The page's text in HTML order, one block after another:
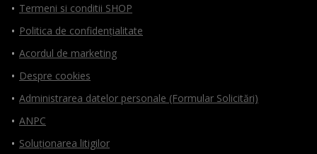
Termeni si conditii SHOP
Politica de confidențialitate
Acordul de marketing
Despre cookies
Administrarea datelor personale (Formular Solicitări)
ANPC
Soluționarea litigilor